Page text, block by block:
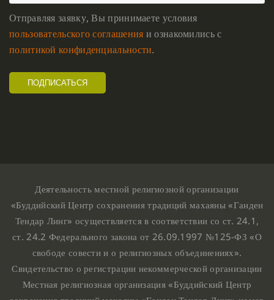
Отправляя заявку, Вы принимаете условия
пользовательского соглашения и ознакомились с
политикой конфиденциальности.
Деятельность местной религиозной организации
«Буддийский Центр сохранения традиций махаяны «Ганден
Тендар Линг» осуществляется в соответствии со ст. 24.1,
ст. 24.2 Федерального закона от 26.09.1997 №125-ФЗ «О
свободе совести и о религиозных объединениях».
Свидетельство о регистрации некоммерческой организации
Местная религиозная организация «Буддийский Центр